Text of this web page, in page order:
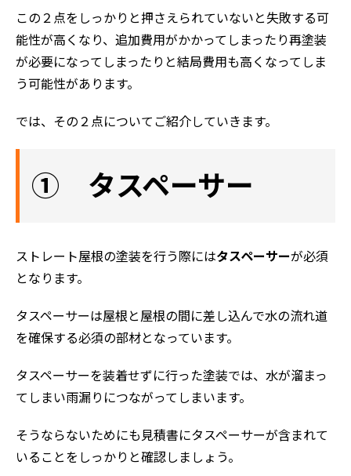
この２点をしっかりと押さえられていないと失敗する可
能性が高くなり、追加費用がかかってしまったり再塗装
が必要になってしまったりと結局費用も高くなってしま
う可能性があります。
では、その２点についてご紹介していきます。
① タスペーサー
ストレート屋根の塗装を行う際にはタスペーサーが必須
となります。
タスペーサーは屋根と屋根の間に差し込んで水の流れ道
を確保する必須の部材となっています。
タスペーサーを装着せずに行った塗装では、水が溜まっ
てしまい雨漏りにつながってしまいます。
そうならないためにも見積書にタスペーサーが含まれて
いることをしっかりと確認しましょう。